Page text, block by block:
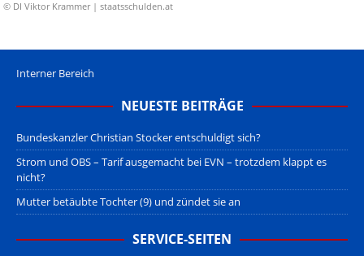
© DI Viktor Krammer | staatsschulden.at
Interner Bereich
NEUESTE BEITRÄGE
Bundeskanzler Christian Stocker entschuldigt sich?
Strom und OBS – Tarif ausgemacht bei EVN – trotzdem klappt es
nicht?
Mutter betäubte Tochter (9) und zündet sie an
SERVICE-SEITEN